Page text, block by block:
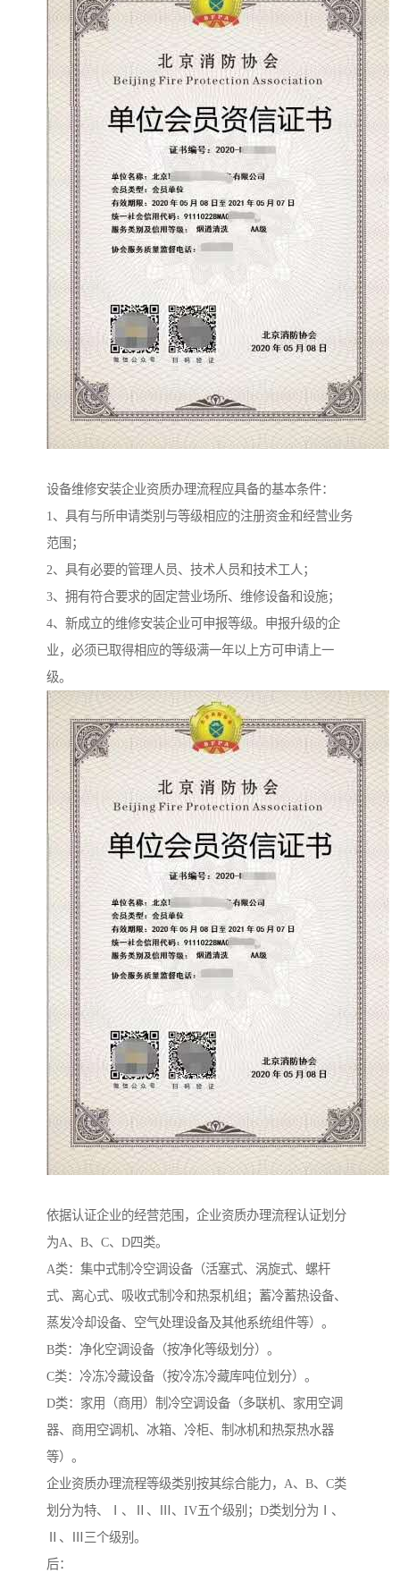
设备维修安装企业资质办理流程应具备的基本条件：
1、具有与所申请类别与等级相应的注册资金和经营业务
范围；
2、具有必要的管理人员、技术人员和技术工人；
3、拥有符合要求的固定营业场所、维修设备和设施；
4、新成立的维修安装企业可申报等级。申报升级的企
业，必须已取得相应的等级满一年以上方可申请上一
级。
依据认证企业的经营范围，企业资质办理流程认证划分
为A、B、C、D四类。
A类：集中式制冷空调设备（活塞式、涡旋式、螺杆
式、离心式、吸收式制冷和热泵机组；蓄冷蓄热设备、
蒸发冷却设备、空气处理设备及其他系统组件等）。
B类：净化空调设备（按净化等级划分）。
C类：冷冻冷藏设备（按冷冻冷藏库吨位划分）。
D类：家用（商用）制冷空调设备（多联机、家用空调
器、商用空调机、冰箱、冷柜、制冰机和热泵热水器
等）。
企业资质办理流程等级类别按其综合能力，A、B、C类
划分为特、Ⅰ、Ⅱ、Ⅲ、IV五个级别；D类划分为Ⅰ、
Ⅱ、Ⅲ三个级别。
后：